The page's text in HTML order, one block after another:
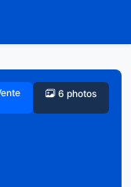
6 photos